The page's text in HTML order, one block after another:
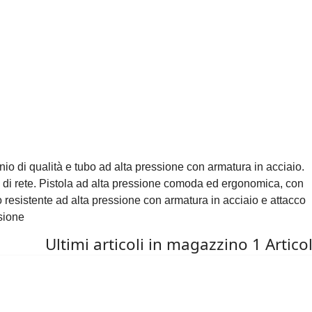
di qualità e tubo ad alta pressione con armatura in acciaio.
rete. Pistola ad alta pressione comoda ed ergonomica, con
ad alta pressione con armatura in acciaio e attacco
Ultimi articoli in magazzino 1